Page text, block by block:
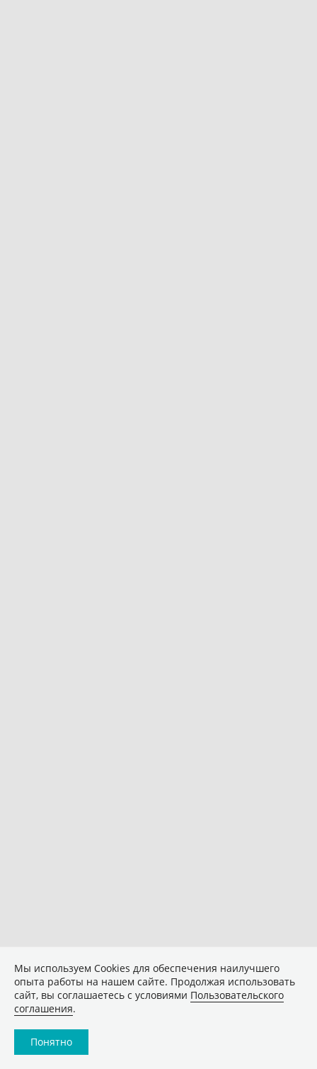
Мы используем Сookies для обеспечения наилучшего
опыта работы на нашем сайте. Продолжая использовать
сайт, вы соглашаетесь с условиями Пользовательского
соглашения.
Понятно